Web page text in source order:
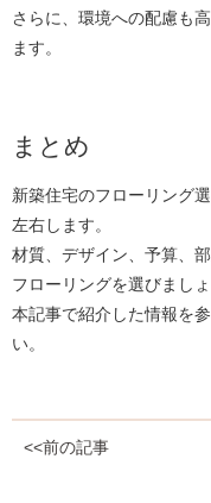
さらに、環境への配慮も
ます。
まとめ
新築住宅のフローリング
左右します。
材質、デザイン、予算、
フローリングを選びましょ
本記事で紹介した情報を
い。
<<前の記事